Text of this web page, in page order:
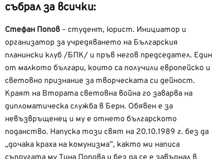
събрал за всички:
Стефан Попов – студент, юрист. Инициатор и
организатор за учредяването на Българския
планински клуб /БПК/ и пръв негов председател. Един
от малкото българи, които са получили европейско и
световно признание за творческата си дейност.
Краят на Втората световна война го заварва на
дипломатическа служба в Берн. Обявен е за
невъзвръщенец и му е отнето българското
поданство. Напуска този свят на 20.10.1989 г. без да
„дочака краха на комунизма”, както ми написа